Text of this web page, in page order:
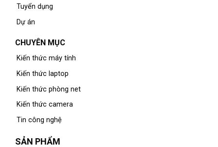
Tuyển dụng
Dự án
CHUYÊN MỤC
Kiến thức máy tính
Kiến thức laptop
Kiến thức phòng net
Kiến thức camera
Tin công nghệ
SẢN PHẨM